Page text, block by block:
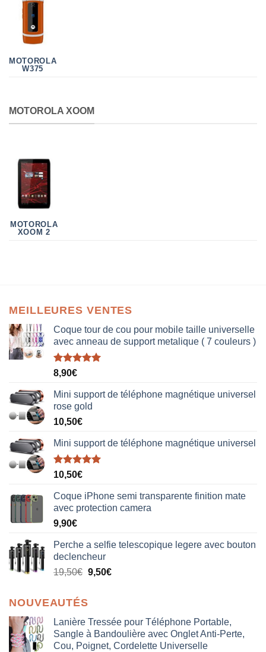
MOTOROLA
W375
MOTOROLA XOOM
MOTOROLA
XOOM 2
MEILLEURES VENTES
Coque tour de cou pour mobile taille universelle
avec anneau de support metalique ( 7 couleurs )
Note5.00
8,90€
Mini support de téléphone magnétique universel
rose gold
10,50€
Mini support de téléphone magnétique universel
Note5.00
10,50€
Coque iPhone semi transparente finition mate
avec protection camera
9,90€
Perche a selfie telescopique legere avec bouton
declencheur
19,50€ 9,50€
NOUVEAUTÉS
Lanière Tressée pour Téléphone Portable,
Sangle à Bandoulière avec Onglet Anti-Perte,
Cou, Poignet, Cordelette Universelle